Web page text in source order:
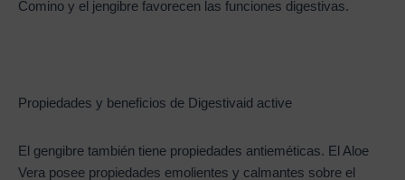
Comino y el jengibre favorecen las funciones digestivas.
Propiedades y beneficios de Digestivaid active
El gengibre también tiene propiedades antieméticas. El Aloe
Vera posee propiedades emolientes y calmantes sobre el